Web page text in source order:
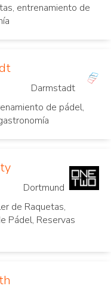
entrenamiento de
Darmstadt
de pádel,
Dortmund
de Raquetas,
Pádel, Reservas